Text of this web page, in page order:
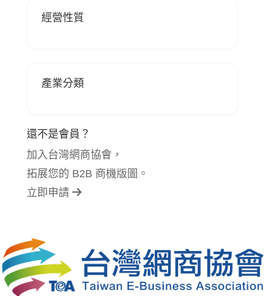
經營性質
產業分類
還不是會員？
加入台灣網商協會，
拓展您的 B2B 商機版圖。
立即申請